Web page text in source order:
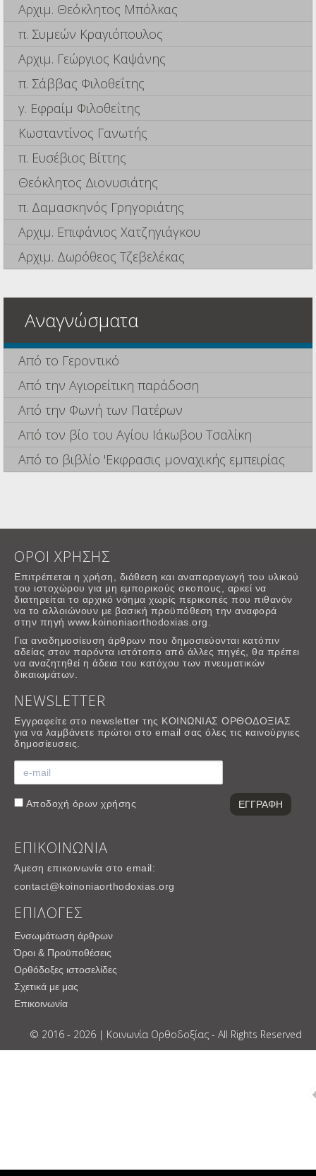
Αρχιμ. Θεόκλητος Μπόλκας
π. Συμεών Κραγιόπουλος
Αρχιμ. Γεώργιος Καψάνης
π. Σάββας Φιλοθεΐτης
γ. Εφραίμ Φιλοθεΐτης
Κωσταντίνος Γανωτής
π. Ευσέβιος Βίττης
Θεόκλητος Διονυσιάτης
π. Δαμασκηνός Γρηγοριάτης
Αρχιμ. Επιφάνιος Χατζηγιάγκου
Αρχιμ. Δωρόθεος Τζεβελέκας
Αναγνώσματα
Από το Γεροντικό
Από την Αγιορείτικη παράδοση
Από την Φωνή των Πατέρων
Από τον βίο του Αγίου Ιάκωβου Τσαλίκη
Από το βιβλίο 'Εκφρασις μοναχικής εμπειρίας
ΟΡΟΙ ΧΡΗΣΗΣ
Επιτρέπεται η χρήση, διάθεση και αναπαραγωγή του υλικού
του ιστοχώρου για μη εμπορικούς σκοπους, αρκεί να
διατηρείται το αρχικό νόημα χωρίς περικοπές που πιθανόν
να το αλλοιώνουν με βασική προϋπόθεση την αναφορά
στην πηγή www.koinoniaorthodoxias.org.
Για αναδημοσίευση άρθρων που δημοσιεύονται κατόπιν
αδείας στον παρόντα ιστότοπο από άλλες πηγές, θα πρέπει
να αναζητηθεί η άδεια του κατόχου των πνευματικών
δικαιωμάτων.
NEWSLETTER
Εγγραφείτε στο newsletter της ΚΟΙΝΩΝΙΑΣ ΟΡΘΟΔΟΞΙΑΣ
για να λαμβάνετε πρώτοι στο email σας όλες τις καινούργιες
δημοσίευσεις.
Αποδοχή όρων χρήσης
ΕΠΙΚΟΙΝΩΝΙΑ
Άμεση επικοινωνία στο email:
contact@koinoniaorthodoxias.org
ΕΠΙΛΟΓΕΣ
Ενσωμάτωση άρθρων
Όροι & Προϋποθέσεις
Ορθόδοξες ιστοσελίδες
Σχετικά με μας
Επικοινωνία
© 2016 - 2026 | Κοινωνία Ορθοδοξίας - All Rights Reserved